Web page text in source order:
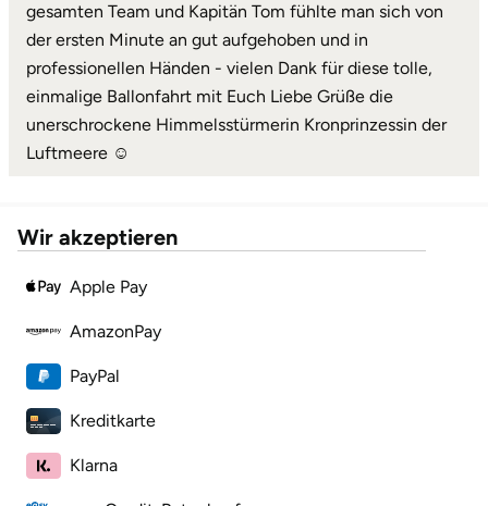
gesamten Team und Kapitän Tom fühlte man sich von
der ersten Minute an gut aufgehoben und in
professionellen Händen - vielen Dank für diese tolle,
einmalige Ballonfahrt mit Euch Liebe Grüße die
unerschrockene Himmelsstürmerin Kronprinzessin der
Luftmeere ☺️
Wir akzeptieren
Apple Pay
AmazonPay
PayPal
Kreditkarte
Klarna
Lüchow-Dannenberg
Lüneburg
Magdeburg
Mainz
Mannheim
Mecklenburgische Seenplatte
Merzig